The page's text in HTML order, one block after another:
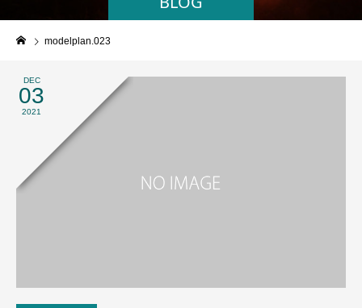
modelplan.023
DEC
03
2021